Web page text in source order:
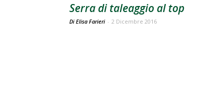
Serra di taleaggio al top
Di Elisa Farieri - 2 Dicembre 2016